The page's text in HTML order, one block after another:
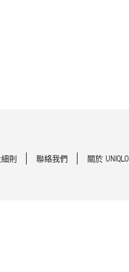
則 聯絡我們 關於 UNIQLO